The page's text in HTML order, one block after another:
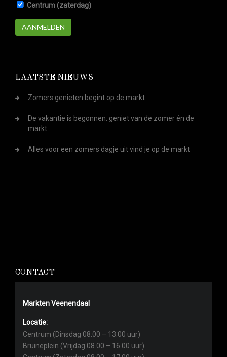
Centrum (zaterdag)
AANMELDEN
LAATSTE NIEUWS
Zomers genieten begint op de markt
De vakantie is begonnen: geniet van de zomer én de
markt
Alles voor een zomers dagje uit vind je op de markt
CONTACT
Markten Veenendaal
Locatie:
Centrum (Dinsdag 08.00 – 13.00 uur)
Bruineplein (Vrijdag 08.00 – 16.00 uur)